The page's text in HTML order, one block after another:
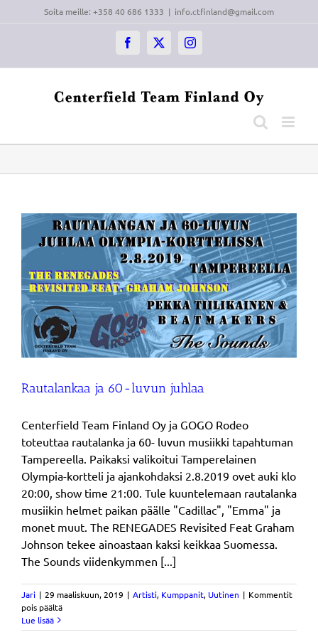
Soita meille: +358 40 686 1333 | info.ctfinland@gmail.com
Facebook
X Instagram
Rautalankaa ja 60-luvun juhlaa
Centerfield Team Finland Oy ja GOGO Rodeo
toteuttaa rautalanka ja 60- luvun musiikki tapahtuman
Tampereella. Paikaksi valikoitui Tamperelainen
Olympia-kortteli ja ajankohdaksi 2.8.2019 ovet auki klo
20:00, show time 21:00. Tule kuuntelemaan rautalanka
musiikin helmet paikan päälle "Cadillac", "Emma" ja
monet muut. The RENEGADES Revisited Feat Graham
Johnson tekee ainoastaan kaksi keikkaa Suomessa.
The Sounds viidenkymmen [...]
Jari | 29 maaliskuun, 2019 | Artisti, Kumppanit, Uutinen | Kommentit
pois päältäartikkelissa
ja
Lue lisää